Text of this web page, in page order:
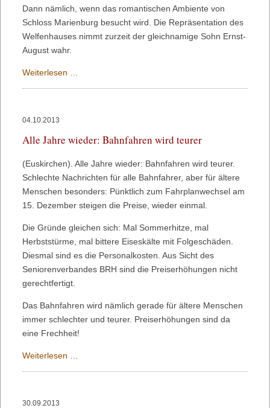
Dann nämlich, wenn das romantischen Ambiente von
Schloss Marienburg besucht wird. Die Repräsentation des
Welfenhauses nimmt zurzeit der gleichnamige Sohn Ernst-
August wahr.
Weiterlesen …
August
von
Hannover
zu
Gast
04.10.2013
Alle Jahre wieder: Bahnfahren wird teurer
(Euskirchen). Alle Jahre wieder: Bahnfahren wird teurer.
Schlechte Nachrichten für alle Bahnfahrer, aber für ältere
Menschen besonders: Pünktlich zum Fahrplanwechsel am
15. Dezember steigen die Preise, wieder einmal.
Die Gründe gleichen sich: Mal Sommerhitze, mal
Herbststürme, mal bittere Eiseskälte mit Folgeschäden.
Diesmal sind es die Personalkosten. Aus Sicht des
Seniorenverbandes BRH sind die Preiserhöhungen nicht
gerechtfertigt.
Das Bahnfahren wird nämlich gerade für ältere Menschen
immer schlechter und teurer. Preiserhöhungen sind da
eine Frechheit!
Weiterlesen …
30.09.2013